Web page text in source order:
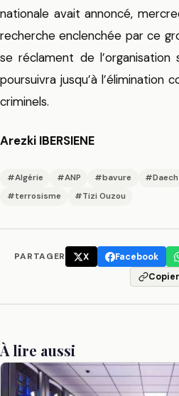
nationale avait annoncé,
recherche enclenchée par ce
se réclament de l’organisation
poursuivra jusqu’à
criminels.
Arezki IBERSIENE
#Algérie #ANP #bavure #Daech
#terrosisme
#Tizi Ouzou
PARTAGER X Facebook
Copier
À lire aussi